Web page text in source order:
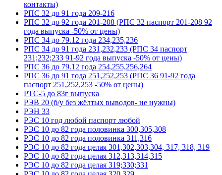
контакты)
РПС 32 до 91 года 209-216
РПС 32 до 92 года 201-208 (РПС 32 паспорт 201-208 92
года выпуска -50% от цены)
РПС 34 до 79.12 года 234,235,236
РПС 34 до 91 года 231,232,233 (РПС 34 паспорт
231;232;233 91-92 года выпуска -50% от цены)
РПС 36 до 79.12 года 254,255,256,264
РПС 36 до 91 года 251,252,253 (РПС 36 91-92 года
паспорт 251,252,253 -50% от цены)
РТС-5 до 83г выпуска
РЭВ 20 (б/у без жёлтых выводов- не нужны)
РЭН 33
РЭС 10 год любой паспорт любой
РЭС 10 до 82 года половинка 300,305,308
РЭС 10 до 82 года половинка 311,316
РЭС 10 до 82 года целая 301,302,303,304, 317, 318, 319
РЭС 10 до 82 года целая 312,313,314,315
РЭС 10 до 82 года целая 319;330;331